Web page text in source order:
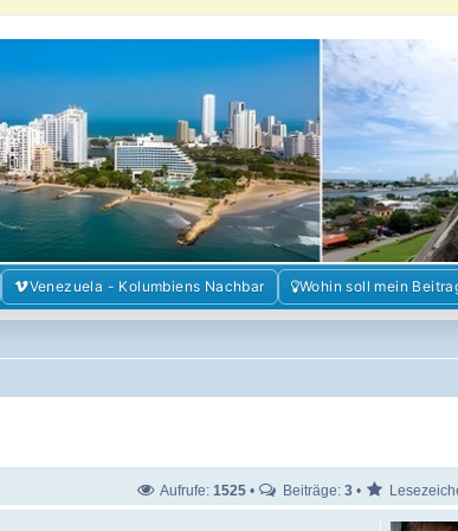
im Kolumbienforum
Venezuela - Kolumbiens Nachbar Wohin soll mein
Aufrufe: 1525 • Beiträge: 3 •